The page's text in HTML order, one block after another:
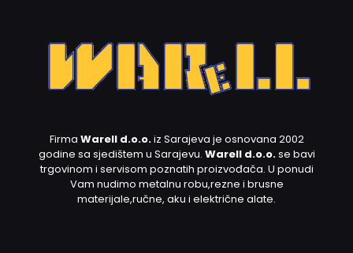
Firma Warell d.o.o.iz Sarajeva je osnovana 2002
godine sa sjedištem u Sarajevu. Warell d.o.o.se bavi
trgovinom i servisom poznatih proizvođača. U ponudi
Vam nudimo metalnu robu,rezne i brusne
materijale,ručne, aku i električne alate.